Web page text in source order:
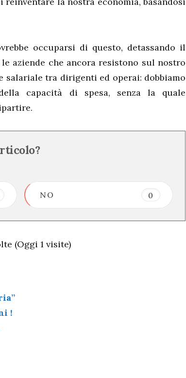
occuparsi di questo, detassando il
aziende che ancora resistono sul nostro
tra dirigenti ed operai: dobbiamo
capacità di spesa, senza la quale
NO 0
(Oggi 1 visite)
!